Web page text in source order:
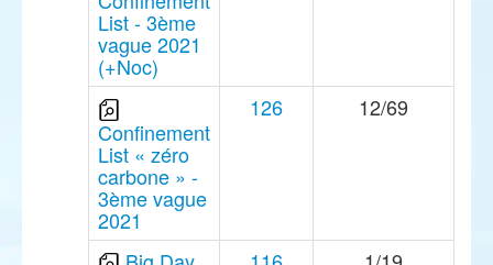
List - 3ème
vague 2021
(+Noc)
Confinement
List « zéro
carbone » -
3ème vague
2021
126 12/69